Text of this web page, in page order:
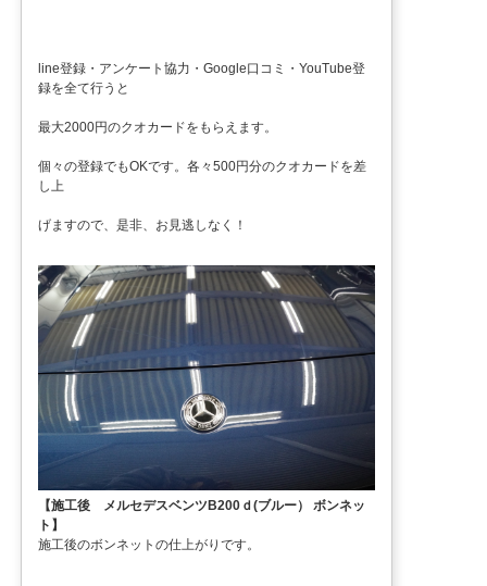
line登録・アンケート協力・Google口コミ・YouTube登
録を全て行うと
最大2000円のクオカードをもらえます。
個々の登録でもOKです。各々500円分のクオカードを差
し上
げますので、是非、お見逃しなく！
【施工後 メルセデスベンツB200ｄ(ブルー） ボンネッ
ト】
施工後のボンネットの仕上がりです。